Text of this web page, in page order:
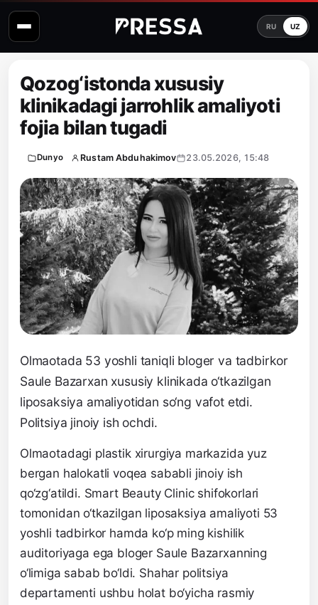
RU UZ
Qozog‘istonda xususiy
klinikadagi jarrohlik amaliyoti
fojia bilan tugadi
Dunyo Rustam Abduhakimov 23.05.2026, 15:48
Olmaotada 53 yoshli taniqli bloger va tadbirkor
Saule Bazarxan xususiy klinikada o‘tkazilgan
liposaksiya amaliyotidan so‘ng vafot etdi.
Politsiya jinoiy ish ochdi.
Olmaotadagi plastik xirurgiya markazida yuz
bergan halokatli voqea sababli jinoiy ish
qo‘zg‘atildi. Smart Beauty Clinic shifokorlari
tomonidan o‘tkazilgan liposaksiya amaliyoti 53
yoshli tadbirkor hamda ko‘p ming kishilik
auditoriyaga ega bloger Saule Bazarxanning
o‘limiga sabab bo‘ldi. Shahar politsiya
departamenti ushbu holat bo‘yicha rasmiy